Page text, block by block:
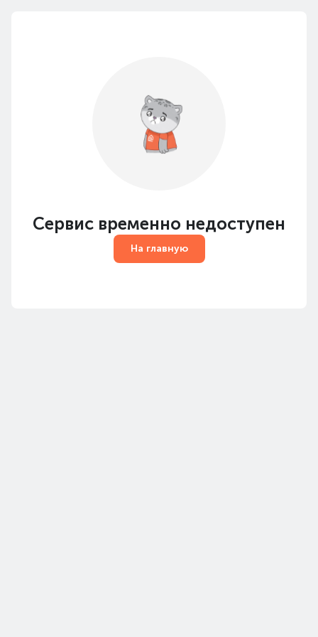
Сервис временно недоступен
На главную